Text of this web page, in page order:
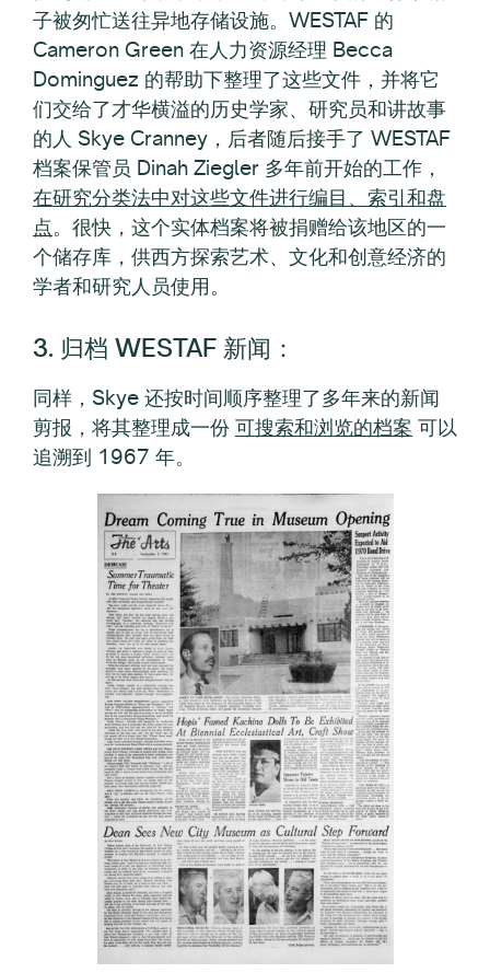
子被匆忙送往异地存储设施。WESTAF 的
Cameron Green 在人力资源经理 Becca
Dominguez 的帮助下整理了这些文件，并将它
们交给了才华横溢的历史学家、研究员和讲故事
的人 Skye Cranney，后者随后接手了 WESTAF
档案保管员 Dinah Ziegler 多年前开始的工作，
在研究分类法中对这些文件进行编目、索引和盘
点。很快，这个实体档案将被捐赠给该地区的一
个储存库，供西方探索艺术、文化和创意经济的
学者和研究人员使用。
3. 归档 WESTAF 新闻：
同样，Skye 还按时间顺序整理了多年来的新闻
剪报，将其整理成一份 可搜索和浏览的档案 可以
追溯到 1967 年。